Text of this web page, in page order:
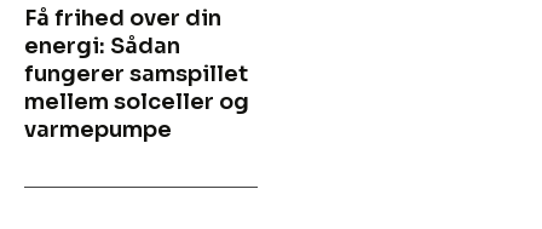
Få frihed over din
energi: Sådan
fungerer samspillet
mellem solceller og
varmepumpe